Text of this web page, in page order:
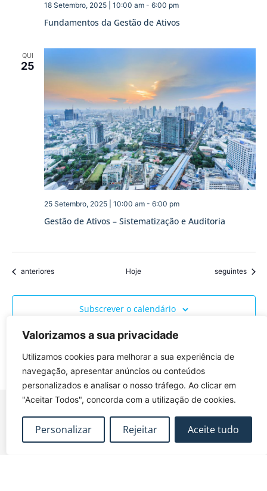
Valorizamos a sua privacidade
Utilizamos cookies para melhorar a sua experiência de
navegação, apresentar anúncios ou conteúdos
personalizados e analisar o nosso tráfego. Ao clicar em
"Aceitar Todos", concorda com a utilização de cookies.
Personalizar Rejeitar Aceite tudo
Fundamentos da Gestão de Ativos
18 Setembro, 2025 | 10:00 am- 6:00 pm
QUI
25
Gestão de Ativos – Sistematização e Auditoria
25 Setembro, 2025 | 10:00 am- 6:00 pm
Eventos
anteriores Hoje Eventos
seguintes
Subscrever o calendário